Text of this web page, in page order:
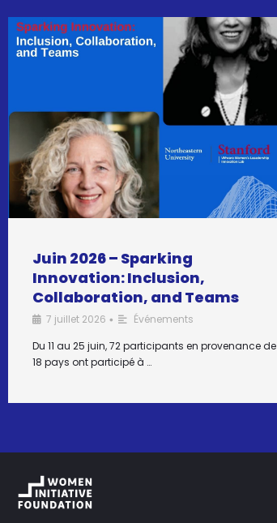
Juin 2026 – Sparking
Innovation: Inclusion,
Collaboration, and Teams
7 juillet 2026 •
Événements
Du 11 au 25 juin, 72 participants en provenance de
18 pays ont participé à …